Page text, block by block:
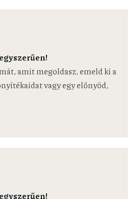
amit megoldasz, emeld ki a
vagy egy előnyöd,